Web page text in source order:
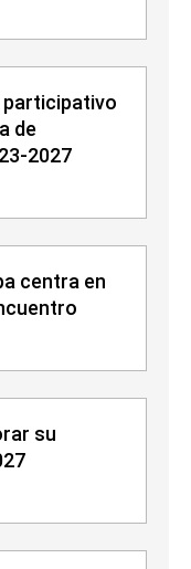
participativo
de
2027
centra en
su